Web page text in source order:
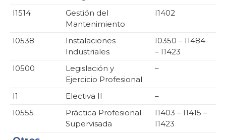
I1514
Gestión del
Mantenimiento
I1402
I0538
Instalaciones
Industriales
I0350 – I1484
– I1423
I0500
Legislación y
Ejercicio Profesional
–
I1 Electiva II
–
I0555
Práctica Profesional
Supervisada
I1403 – I1415 –
I1423